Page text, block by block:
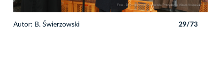
Autor: B. Świerzowski 29/73